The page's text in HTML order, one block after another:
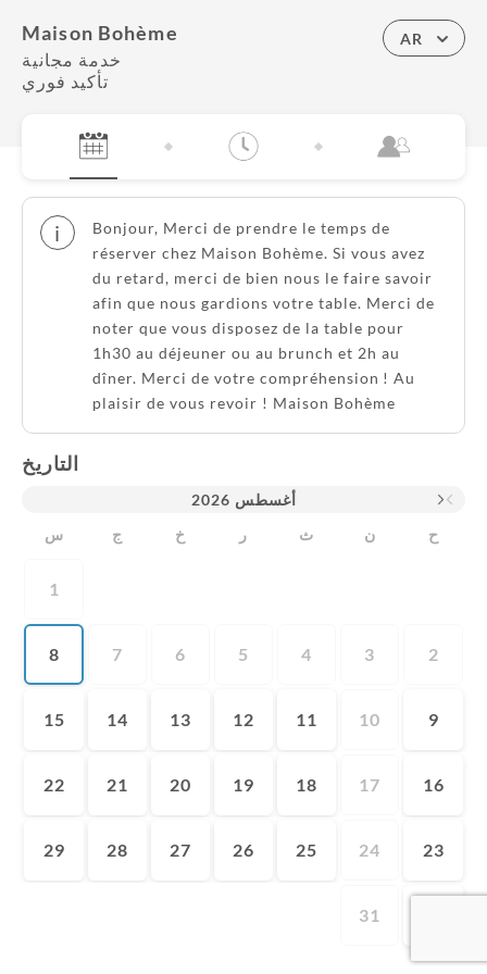
Maison Bohème
خدمة مجانية
تأكيد فوري
AR
i
Bonjour, Merci de prendre le temps de
réserver chez Maison Bohème. Si vous avez
du retard, merci de bien nous le faire savoir
afin que nous gardions votre table. Merci de
noter que vous disposez de la table pour
1h30 au déjeuner ou au brunch et 2h au
dîner. Merci de votre compréhension ! Au
plaisir de vous revoir ! Maison Bohème
التاريخ
أغسطس 2026
ح
ن ث ر خ ج س
1
2
3
4
5
6
7
8
9
10
11
12
13
14
15
16
17
18
19
20
21
22
23
24
25
26
27
28
29
31